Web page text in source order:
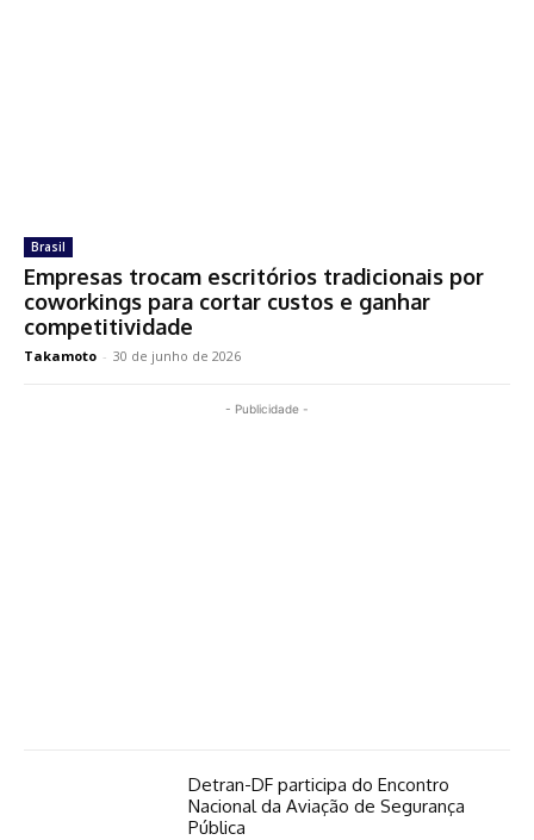
Brasil
Empresas trocam escritórios tradicionais por
coworkings para cortar custos e ganhar
competitividade
Takamoto - 30 de junho de 2026
- Publicidade -
Detran-DF participa do Encontro
Nacional da Aviação de Segurança
Pública